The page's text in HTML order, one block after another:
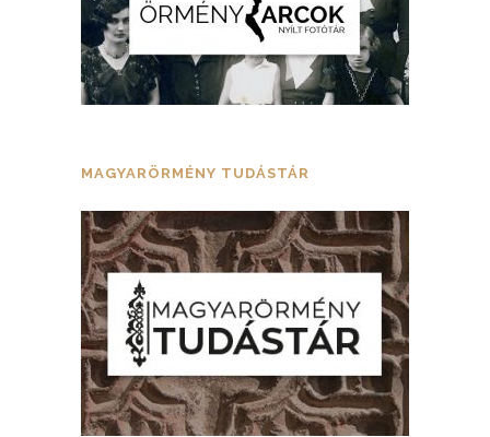
MAGYARÖRMÉNY TUDÁSTÁR